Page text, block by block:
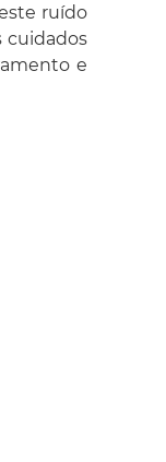
ruído
cuidados
e